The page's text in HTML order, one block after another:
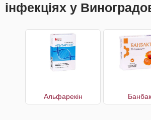
інфекціях у
Альфарекін